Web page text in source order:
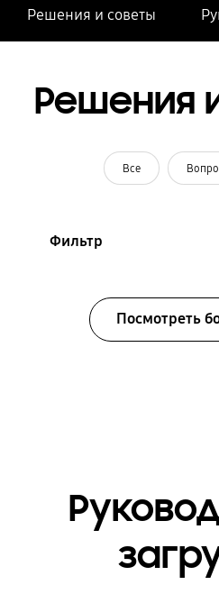
Решения и советы
Решения
Все
Фильтр
Посмотреть